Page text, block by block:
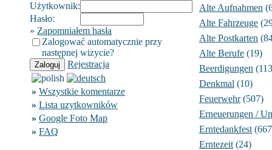
Użytkownik:
Hasło:
» Zapomniałem hasła
Zalogować automatycznie przy
następnej wizycie?
Rejestracja
» Wszystkie komentarze
» Lista uzytkowników
» Google Foto Map
» FAQ
Alte Aufnahmen
Alte Fahrzeuge
Alte Postkarten
Alte Berufe (19)
Beerdigungen
Denkmal (10)
Feuerwehr(507)
Erneuerungen /
Erntedankfest
Erntezeit (24)